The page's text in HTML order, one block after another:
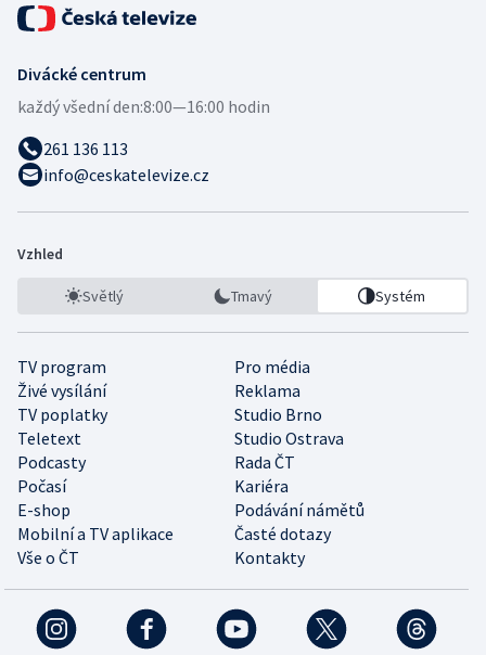
Divácké centrum
každý všední den:8:00—16:00 hodin
261 136 113
info@ceskatelevize.cz
Vzhled
Světlý Tmavý Systém
TV program
Pro média
Živé vysílání
Reklama
TV poplatky
Studio Brno
Teletext
Studio Ostrava
Podcasty
Rada ČT
Počasí
Kariéra
E-shop
Podávání námětů
Mobilní a TV aplikace
Časté dotazy
Vše o ČT
Kontakty